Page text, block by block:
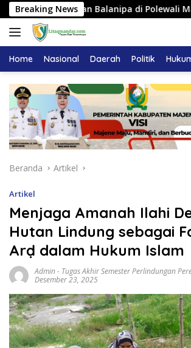
Langsung
ke
konten
Breaking News
Balanipa di Polewali Mandar
Home Nasional Daerah Politik
Beranda Artikel
Artikel
Menjaga Amanah Ilahi
Hutan Lindung sebagai
Arḍ dalam Hukum Islam
Admin- Tugas Akhir Semester Perlindungan
Desember 23, 2025